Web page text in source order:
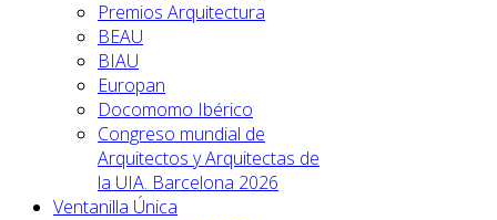
Premios Arquitectura
BEAU
BIAU
Europan
Docomomo Ibérico
Congreso mundial de
Arquitectos y Arquitectas de
la UIA. Barcelona 2026
Ventanilla Única